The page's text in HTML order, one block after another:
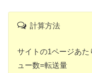
計算方法
サイトの1ページあ
ュー数=転送量